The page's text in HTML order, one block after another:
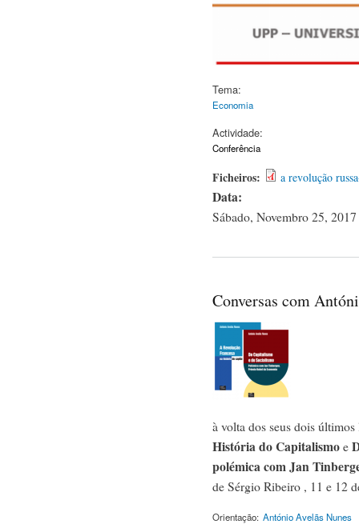
Tema:
Economia
Actividade:
Conferência
Ficheiros: a revolução
Data:
Sábado, Novembro 25,
Conversas com
à volta dos seus dois
História do Capitalismoe
polémica com Jan
de Sérgio Ribeiro , 11 e 12
Orientação: António Avelãs Nunes